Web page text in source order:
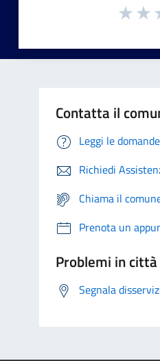
Contatta il
Leggi le
Richiedi
Chiama il
Prenota un
Problemi in città
Segnala